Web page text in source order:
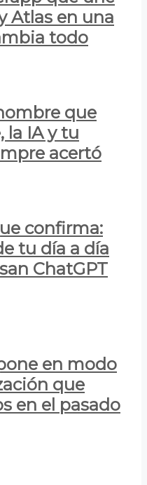
Atlas en una
todo
que
la IA y tu
acertó
confirma:
tu día a día
ChatGPT
en modo
que
en el pasado